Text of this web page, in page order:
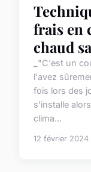
frais en
chaud
_"C'est un
l'avez
fois lors des
s'installe
clima...
12 février 2024